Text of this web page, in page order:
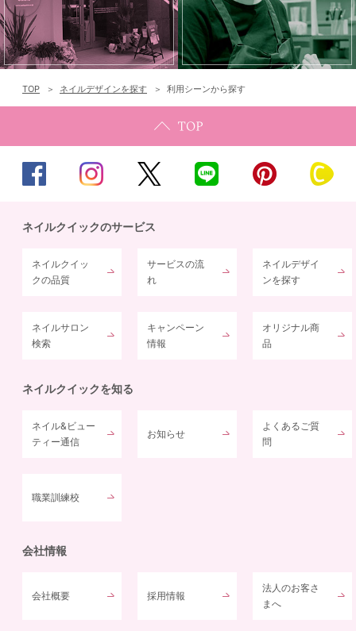
TOP ネイルデザインを探す 利用シーンから探す
ネイルクイックのサービス
ネイルクイッ
クの品質
サービスの流
れ
ネイルデザイ
ンを探す
ネイルサロン
検索
キャンペーン
情報
オリジナル商
品
ネイルクイックを知る
ネイル&ビュー
ティー通信
お知らせ
よくあるご質
問
職業訓練校
会社情報
会社概要 採用情報
法人のお客さ
まへ